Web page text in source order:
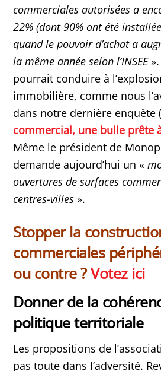
commerciales autorisées a
22% (dont 90% ont été
quand le pouvoir d’achat a
la même année selon l’INSEE».
pourrait conduire à
immobilière, comme nous
dans notre dernière enquête
commercial, une bulle prête
Même le président de
demande aujourd’hui un «
ouvertures de surfaces
centres-villes ».
Stopper la
commerciales
ou contre ?Votez ici
Donner de la
politique territoriale
Les propositions de
pas toute dans l’adversité.